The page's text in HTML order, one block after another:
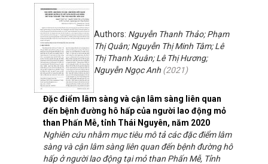
Đặc điểm lâm sàng và cận lâm sàng liên quan
đến bệnh đường hô hấp của người lao động mỏ
than Phấn Mễ, tỉnh Thái Nguyên, năm 2020
Authors: Nguyễn Thanh Thảo; Phạm
Thị Quân; Nguyễn Thị Minh Tâm; Lê
Thị Thanh Xuân; Lê Thị Hương;
Nguyễn Ngọc Anh (2021)
Nghiên cứu nhằm mục tiêu mô tả các đặc điểm lâm
sàng và cận lâm sàng liên quan đến bệnh đường hô
hấp ở người lao động tại mỏ than Phấn Mễ, Tỉnh